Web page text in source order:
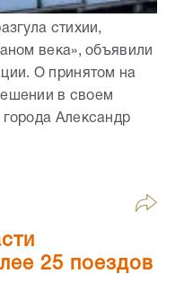
стихии,
века», объявили
О принятом на
в своем
Александр
25 поездов